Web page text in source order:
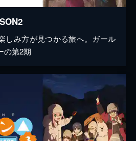
しみ方が見つかる旅へ。ガール
の第2期